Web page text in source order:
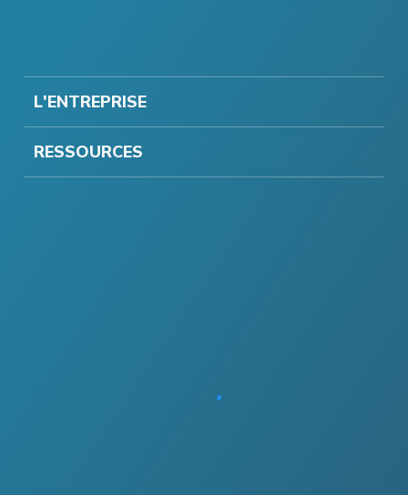
L'ENTREPRISE
RESSOURCES